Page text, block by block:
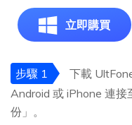
立即購買
步驟 1
下載
Android 或 iPhone 連
份」。